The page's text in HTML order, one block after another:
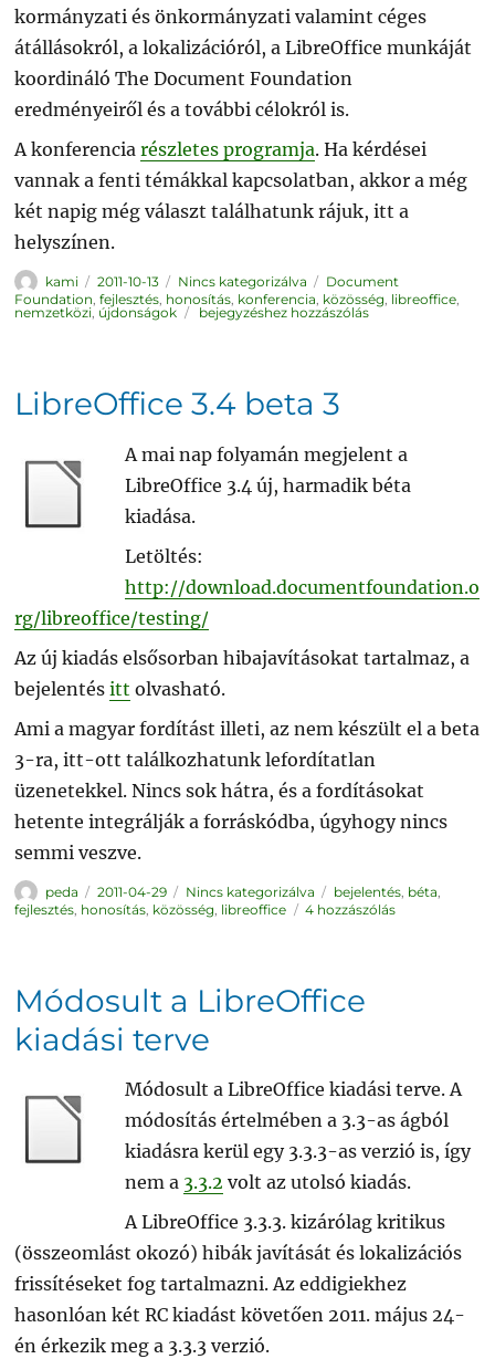
kormányzati és önkormányzati valamint céges
átállásokról, a lokalizációról, a LibreOffice munkáját
koordináló The Document Foundation
eredményeiről és a további célokról is.
A konferenciarészletes programja. Ha kérdései
vannak a fenti témákkal kapcsolatban, akkor a még
két napig még választ találhatunk rájuk, itt a
helyszínen.
Szerző
kami Közzétéve
2011-10-13 Kategória
Nincs kategorizálva Címke
Document
Foundation,fejlesztés, honosítás, konferencia, közösség, libreoffice,
nemzetközi, újdonságok
1.
LibreOffice
bejegyzéshez hozzászólás
LibreOffice 3.4 beta 3
A mai nap folyamán megjelent a
LibreOffice 3.4 új, harmadik béta
kiadása.
Letöltés:
http://download.documentfoundation.o
rg/libreoffice/testing/
Az új kiadás elsősorban hibajavításokat tartalmaz, a
bejelentésitt olvasható.
Ami a magyar fordítást illeti, az nem készült el a beta
3-ra, itt-ott találkozhatunk lefordítatlan
üzenetekkel. Nincs sok hátra, és a fordításokat
hetente integrálják a forráskódba, úgyhogy nincs
semmi veszve.
Szerző
peda Közzétéve
2011-04-29 Kategória
Nincs kategorizálva Címke
bejelentés, béta
fejlesztés, honosítás, közösség, libreoffice 4 hozzászólásLibreOffice
Módosult a LibreOffice
kiadási terve
Módosult a LibreOffice kiadási terve. A
módosítás értelmében a 3.3-as ágból
kiadásra kerül egy 3.3.3-as verzió is, így
nem a 3.3.2 volt az utolsó kiadás.
A LibreOffice 3.3.3. kizárólag kritikus
(összeomlást okozó) hibák javítását és lokalizációs
frissítéseket fog tartalmazni. Az eddigiekhez
hasonlóan két RC kiadást követően 2011. május 24-
én érkezik meg a 3.3.3 verzió.